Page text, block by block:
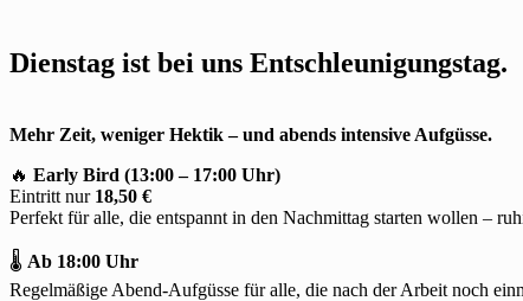
Dienstag ist bei uns Entschleunigungstag.
Mehr Zeit, weniger Hektik – und abends intensive Aufgüsse.
🔥 Early Bird (13:00 – 17:00 Uhr)
Eintritt nur 18,50 €
Perfekt für alle, die entspannt in den Nachmittag starten wollen –
🌡 Ab 18:00 Uhr
Regelmäßige Abend-Aufgüsse für alle, die nach der Arbeit noch